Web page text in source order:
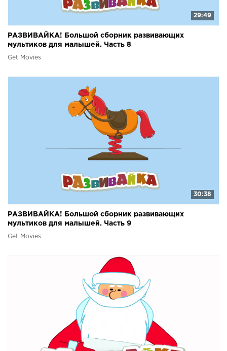
29:49
РАЗВИВАЙКА! Большой сборник развивающих
мультиков для малышей. Часть 8
Get Movies
30:38
РАЗВИВАЙКА! Большой сборник развивающих
мультиков для малышей. Часть 9
Get Movies